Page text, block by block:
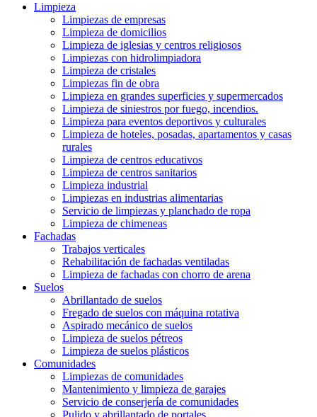
Limpieza
Limpiezas de empresas
Limpieza de domicilios
Limpieza de iglesias y centros religiosos
Limpiezas con hidrolimpiadora
Limpieza de cristales
Limpiezas fin de obra
Limpieza en grandes superficies y supermercados
Limpieza de siniestros por fuego, incendios.
Limpieza para eventos deportivos y culturales
Limpieza de hoteles, posadas, apartamentos y casas
rurales
Limpieza de centros educativos
Limpieza de centros sanitarios
Limpieza industrial
Limpiezas en industrias alimentarias
Servicio de limpiezas y planchado de ropa
Limpieza de chimeneas
Fachadas
Trabajos verticales
Rehabilitación de fachadas ventiladas
Limpieza de fachadas con chorro de arena
Suelos
Abrillantado de suelos
Fregado de suelos con máquina rotativa
Aspirado mecánico de suelos
Limpieza de suelos pétreos
Limpieza de suelos plásticos
Comunidades
Limpiezas de comunidades
Mantenimiento y limpieza de garajes
Servicio de conserjería de comunidades
Pulido y abrillantado de portales